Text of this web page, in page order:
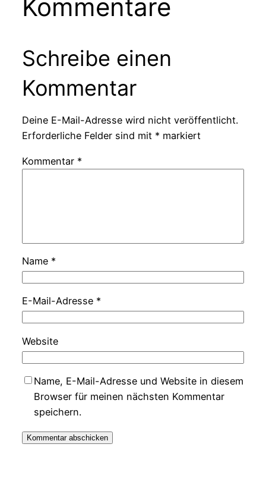
Kommentare
Schreibe einen
Kommentar
Deine E-Mail-Adresse wird nicht veröffentlicht.
Erforderliche Felder sind mit * markiert
Kommentar *
Name *
E-Mail-Adresse *
Website
Name, E-Mail-Adresse und Website in diesem
Browser für meinen nächsten Kommentar
speichern.